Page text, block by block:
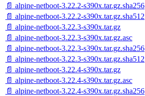
📄 alpine-netboot-3.22.2-s390x.tar.gz.sha256
📄 alpine-netboot-3.22.2-s390x.tar.gz.sha512
📄 alpine-netboot-3.22.3-s390x.tar.gz
📄 alpine-netboot-3.22.3-s390x.tar.gz.asc
📄 alpine-netboot-3.22.3-s390x.tar.gz.sha256
📄 alpine-netboot-3.22.3-s390x.tar.gz.sha512
📄 alpine-netboot-3.22.4-s390x.tar.gz
📄 alpine-netboot-3.22.4-s390x.tar.gz.asc
📄 alpine-netboot-3.22.4-s390x.tar.gz.sha256